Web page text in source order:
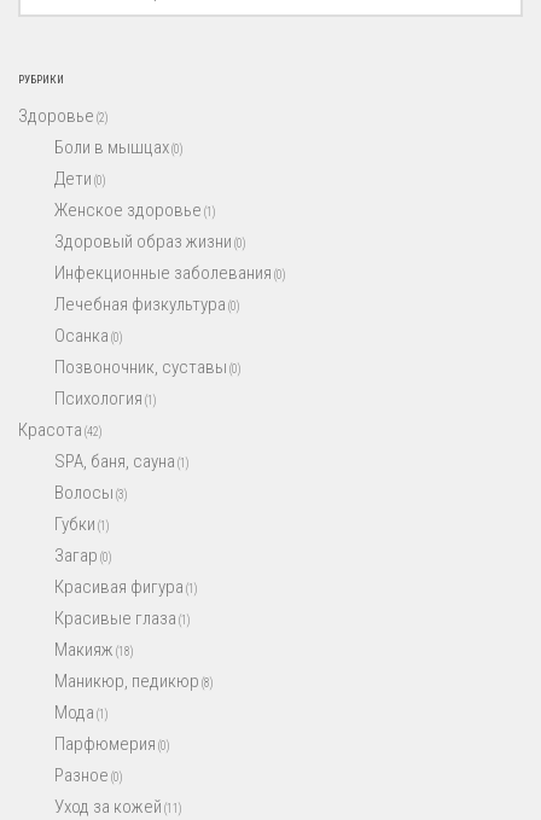
РУБРИКИ
Здоровье (2)
Боли в мышцах(0)
Дети (0)
Женское здоровье (1)
Здоровый образ жизни (0)
Инфекционные заболевания (0)
Лечебная физкультура (0)
Осанка (0)
Позвоночник, суставы (0)
Психология (1)
Красота (42)
SPA, баня, сауна (1)
Волосы (3)
Губки (1)
Загар (0)
Красивая фигура (1)
Красивые глаза (1)
Макияж (18)
Маникюр, педикюр (8)
Мода (1)
Парфюмерия (0)
Разное (0)
Уход за кожей (11)